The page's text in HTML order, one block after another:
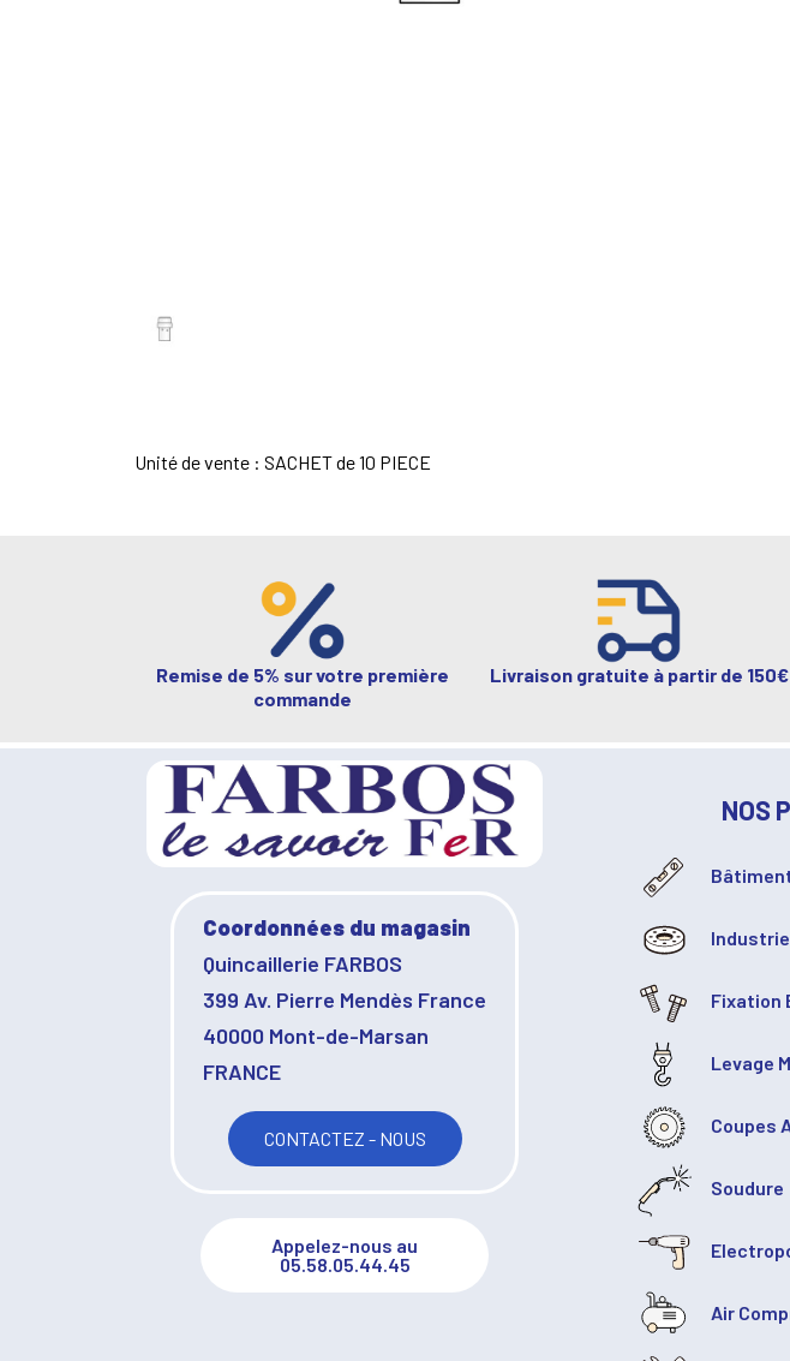
Unité de vente : SACHET de 10 PIECE
Remise de 5% sur votre première
commande
Livraison gratuite à partir de 150€
Coordonnées du magasin
Quincaillerie FARBOS
399 Av. Pierre Mendès France
40000 Mont-de-Marsan
FRANCE
CONTACTEZ - NOUS
Appelez-nous au
05.58.05.44.45
NOS
Industrie
Fixation
Levage
Coupes
Soudure
Air